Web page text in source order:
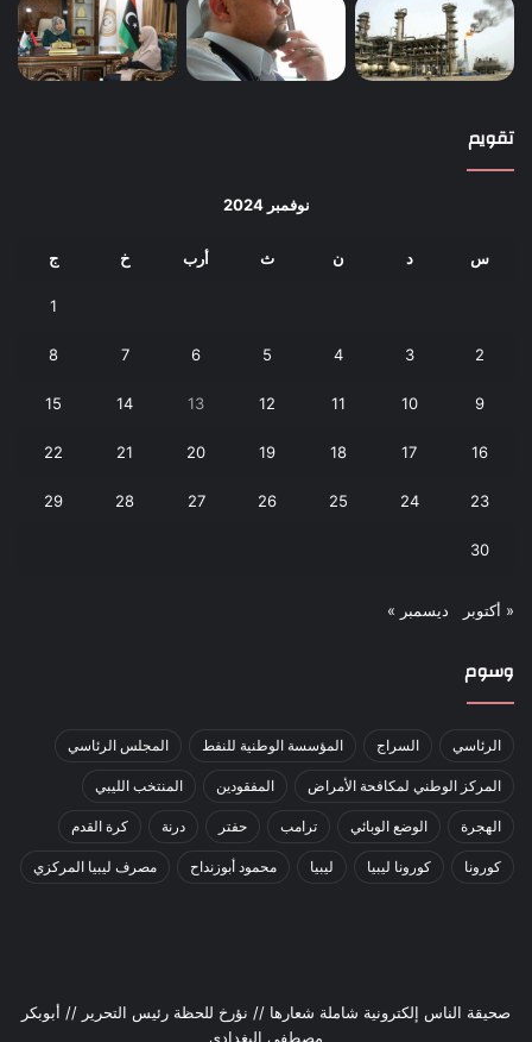
تقويم
نوفمبر 2024
س د ن ث أرب خ ج
1
2
3
4
5
6
7
8
9
10
11
12
13
14
15
16
17
18
19
20
21
22
23
24
25
26
27
28
29
30
« أكتوبر ديسمبر »
وسوم
الرئاسي السراج المؤسسة الوطنية للنفط المجلس الرئاسي
المركز الوطني لمكافحة الأمراض المفقودين المنتخب الليبي
الهجرة الوضع الوبائي ترامب حفتر درنة كرة القدم
كورونا كورونا ليبيا ليبيا محمود أبوزنداح مصرف ليبيا المركزي
صحيقة الناس إلكترونية شاملة شعارها // نؤرخ للحظة رئيس التحرير // أبوبكر
مصطفى البغدادي